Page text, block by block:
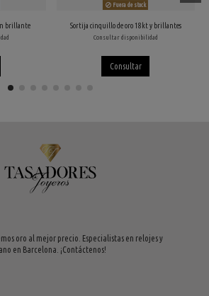
brillante
Fuera de stock
Sortija cinquillo de oro 18kt y brillantes
Consultar disponibilidad
Consultar
oro al mejor precio. Especialistas en relojes y
en Barcelona. ¡Contáctenos!